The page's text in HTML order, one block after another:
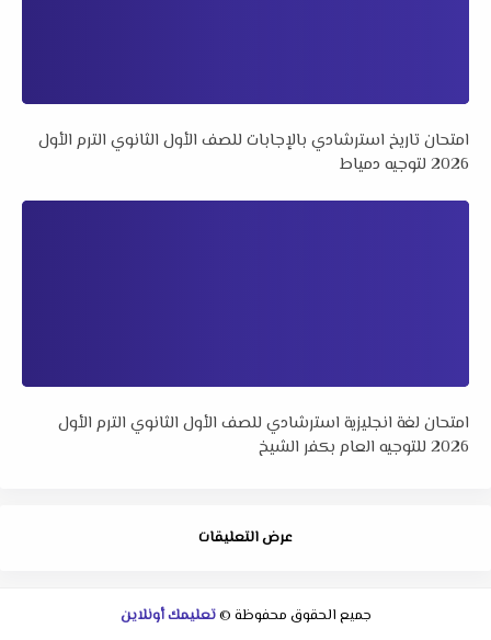
امتحان تاريخ استرشادي بالإجابات للصف الأول الثانوي الترم الأول
2026 لتوجيه دمياط
امتحان لغة انجليزية استرشادي للصف الأول الثانوي الترم الأول
2026 للتوجيه العام بكفر الشيخ
عرض التعليقات
جميع الحقوق محفوظة ©تعليمك أونلاين